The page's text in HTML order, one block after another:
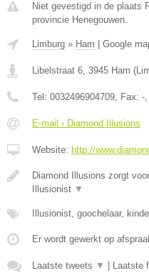
Niet gevestigd in de plaats
provincie Henegouwen.
Limburg » Ham Google
Libelstraat 6, 3945 Ham (
Tel: 0032496904709, Fax: -
E-mail › Diamond Illusions
Website: http://
Diamond Illusions zorgt
Illusionist ▼
Illusionist, goochelaar,
Er wordt gewerkt op
Laatste tweets ▼ Laatste